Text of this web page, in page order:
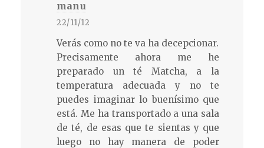
manu
22/11/12
Verás como no te va ha decepcionar.
Precisamente ahora me he
preparado un té Matcha, a la
temperatura adecuada y no te
puedes imaginar lo buenísimo que
está. Me ha transportado a una sala
de té, de esas que te sientas y que
luego no hay manera de poder